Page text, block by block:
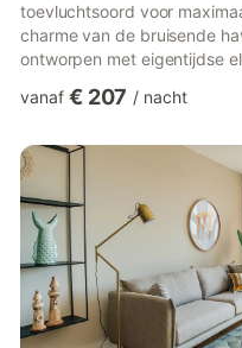
toevluchtsoord voor
charme van de bruisende
ontworpen met eigentijdse
boxspringbedden, een
een prachtig uitzicht op de
keuken is volledig uitgerust
koffiezetapparaat, oven,
vanaf € 207 / nacht